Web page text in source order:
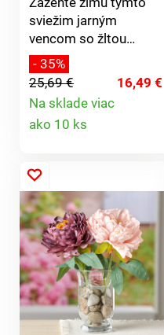
sviežim jarným
vencom so žltou
zlaticou vo farbe
slnka. Veselé farby,
žiadna starostlivosť!
Na nerozoznanie od
pravej. Na dvere +
- 35%
25,69 €
16,49 €
Na sklade viac
ako 10 ks